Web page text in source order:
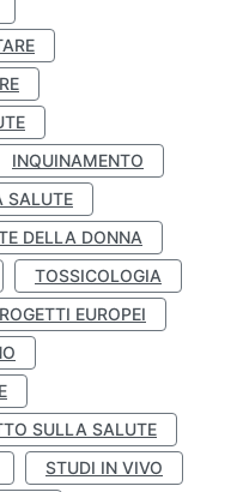
INQUINAMENTO
SALUTE
DELLA DONNA
TOSSICOLOGIA
EUROPEI
SULLA SALUTE
STUDI IN VIVO